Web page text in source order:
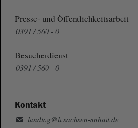
Presse- und Öffentlichkeitsarbeit
0391 / 560 - 0
Besucherdienst
0391 / 560 - 0
Kontakt
landtag@lt.sachsen-anhalt.de